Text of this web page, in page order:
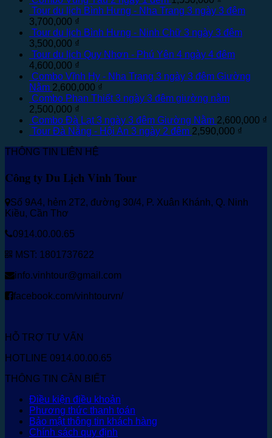
Tour du lịch Bình Hưng - Nha Trang 3 ngày 3 đêm
3,700,000 ₫
Tour du lịch Bình Hưng - Ninh Chữ 3 ngày 3 đêm
3,500,000 ₫
Tour du lịch Quy Nhơn - Phú Yên 4 ngày 4 đêm
4,600,000 ₫
Combo Vĩnh Hy - Nha Trang 3 ngày 3 đêm Giường
Nằm 2,600,000 ₫
Combo Phan Thiết 3 ngày 3 đêm giường nằm
2,500,000 ₫
Combo Đà Lạt 3 ngày 3 đêm Giường Nằm 2,600,000 ₫
Tour Đà Nẵng - Hội An 3 ngày 2 đêm 2,590,000 ₫
THÔNG TIN LIÊN HỆ
Công ty Du Lịch Vinh Tour
Số 9A4, hẻm 2T2, đường 30/4, P. Xuân Khánh, Q. Ninh
Kiều, Cần Thơ
0914.00.00.65
MST: 1801737622
info.vinhtour@gmail.com
facebook.com/vinhtourvn/
HỖ TRỢ TƯ VẤN
HOTLINE 0914.00.00.65
THÔNG TIN CẦN BIẾT
Điều kiện điều khoản
Phương thức thanh toán
Bảo mật thông tin khách hàng
Chính sách quy định